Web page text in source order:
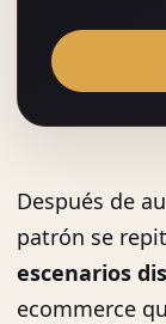
Después de
patrón se
escenarios
ecommerce